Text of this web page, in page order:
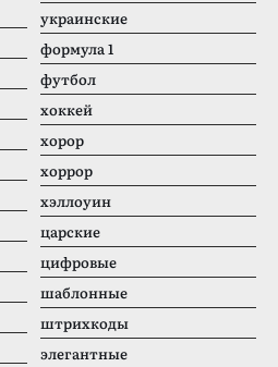
украинские
формула 1
футбол
хоккей
хорор
хоррор
хэллоуин
царские
цифровые
шаблонные
штрихкоды
элегантные